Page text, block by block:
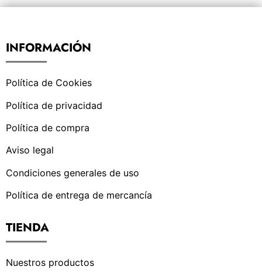
INFORMACIÓN
Política de Cookies
Política de privacidad
Política de compra
Aviso legal
Condiciones generales de uso
Política de entrega de mercancía
TIENDA
Nuestros productos